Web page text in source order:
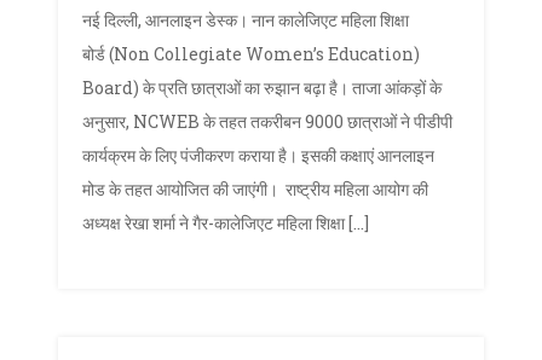
नई दिल्ली, आनलाइन डेस्क। नान कालेजिएट महिला शिक्षा
बोर्ड (Non Collegiate Women’s Education)
Board) के प्रति छात्राओं का रुझान बढ़ा है। ताजा आंकड़ों के
अनुसार, NCWEB के तहत तकरीबन 9000 छात्राओं ने पीडीपी
कार्यक्रम के लिए पंजीकरण कराया है। इसकी कक्षाएं आनलाइन
मोड के तहत आयोजित की जाएंगी। राष्ट्रीय महिला आयोग की
अध्यक्ष रेखा शर्मा ने गैर-कालेजिएट महिला शिक्षा […]